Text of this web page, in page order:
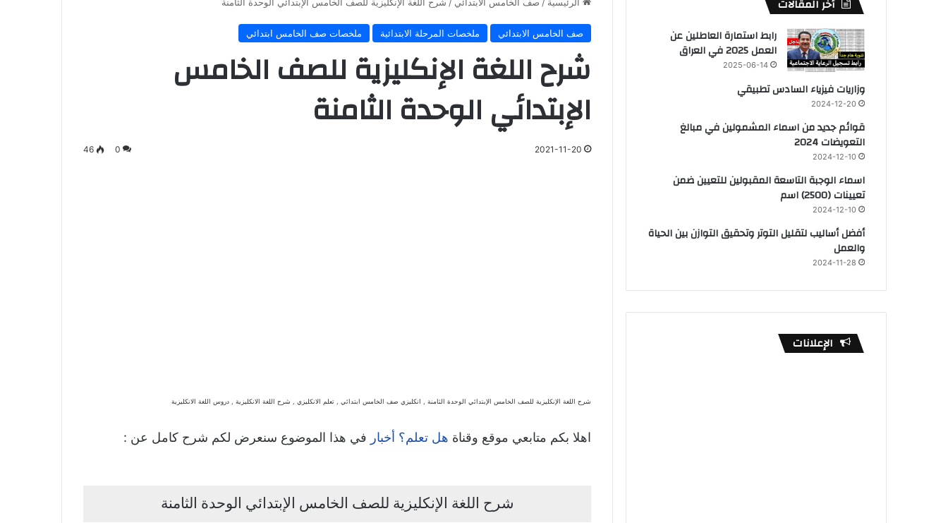
صف الخامس الابتدائي ملخصات المرحلة الابتدائية ملخصات صف الخامس ابتدائي
شرح اللغة الإنكليزية للصف الخامس
الإبتدائي الوحدة الثامنة
2021-11-20
0
46
شرح اللغة الإنكليزية للصف الخامس الإبتدائي الوحدة الثامنة , انكليزي صف الخامس ابتدائي , تعلم الانكليزي , شرح اللغة الانكليزية , دروس اللغة الانكليزية
اهلا بكم متابعي موقع وقناة هل تعلم؟ أخبار في هذا الموضوع سنعرض لكم شرح كامل عن :
شرح اللغة الإنكليزية للصف الخامس الإبتدائي الوحدة الثامنة
أخر المقالات
رابط استمارة العاطلين عن
العمل 2025 في العراق
2025-06-14
وزاريات فيزياء السادس تطبيقي
2024-12-20
قوائم جديد من اسماء المشمولين في مبالغ
التعويضات 2024
2024-12-10
اسماء الوجبة التاسعة المقبولين للتعيين ضمن
تعيينات (2500) اسم
2024-12-10
أفضل أساليب لتقليل التوتر وتحقيق التوازن بين الحياة
والعمل
2024-11-28
الإعلانات